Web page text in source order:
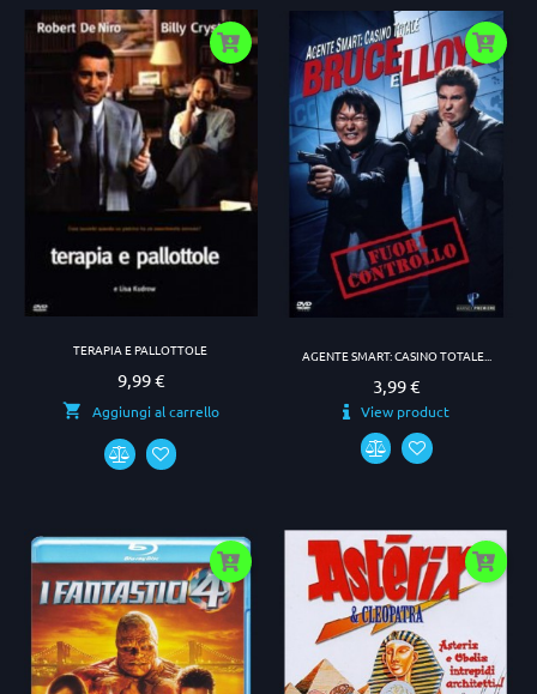
TERAPIA E PALLOTTOLE
Prezzo
9,99 €
Aggiungi al carrello
AGENTE SMART: CASINO TOTALE...
Prezzo
3,99 €
View product